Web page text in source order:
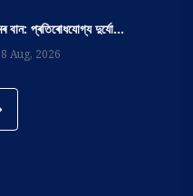
বান: প্ৰতিৰোধযোগ্য দুৰ্যো...
Aug, 2026